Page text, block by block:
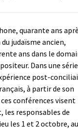
quarante ans
judaïsme ancien,
ans dans le
Dans une
post-
à partir de son
conférences visent
responsables de
les 1 et 2 octobre, au